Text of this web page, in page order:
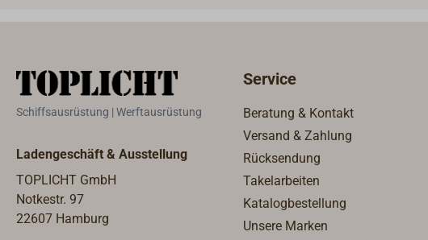
Schiffsausrüstung | Werftausrüstung
Ladengeschäft & Ausstellung
TOPLICHT GmbH
Notkestr. 97
22607 Hamburg
Service
Beratung & Kontakt
Versand & Zahlung
Rücksendung
Takelarbeiten
Katalogbestellung
Unsere Marken